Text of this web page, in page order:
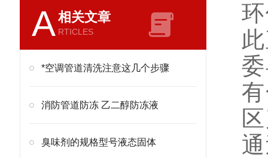
A相关文章
RTICLES
*空调管道清洗注意这几个步骤
消防管道防冻 乙二醇防冻液
臭味剂的规格型号液态固体